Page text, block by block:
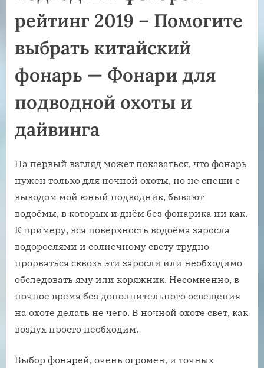
рейтинг 2019 – Помогите
выбрать китайский
фонарь — Фонари для
подводной охоты и
дайвинга
На первый взгляд может показаться, что фонарь
нужен только для ночной охоты, но не спеши с
выводом мой юный подводник, бывают
водоёмы, в которых и днём без фонарика ни как.
К примеру, вся поверхность водоёма заросла
водорослями и солнечному свету трудно
прорваться сквозь эти заросли или необходимо
обследовать яму или коряжник. Несомненно, в
ночное время без дополнительного освещения
на охоте делать не чего. В ночной охоте свет, как
воздух просто необходим.
Выбор фонарей, очень огромен, и точных